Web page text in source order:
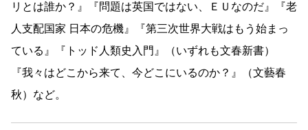
リとは誰か？』『問題は英国ではない、ＥＵなのだ』『老
人支配国家 日本の危機』『第三次世界大戦はもう始まっ
ている』『トッド人類史入門』（いずれも文春新書）
『我々はどこから来て、今どこにいるのか？』（文藝春
秋）など。